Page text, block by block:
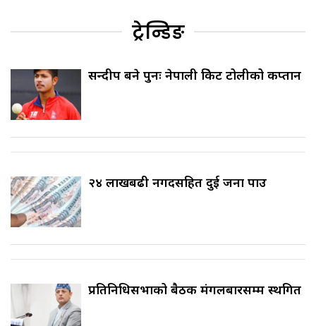
ट्रेन्डिङ
सन्दीप बने पुनः नेपाली क्रिकेट टोलीको कप्तान
२४ लाखबढी नगदसहित दुई जना पक्राउ
प्रतिनिधिसभाको बैठक मंगलबारसम्म स्थगित